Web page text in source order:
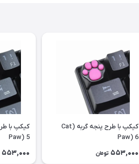
کیکپ با طرح پنجه گربه (Cat
Paw) 6
553,000 تومان
Paw) 5
553,000